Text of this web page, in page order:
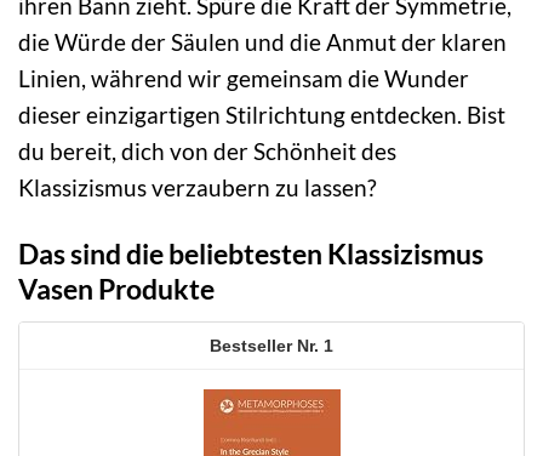
ihren Bann zieht. Spüre die Kraft der Symmetrie,
die Würde der Säulen und die Anmut der klaren
Linien, während wir gemeinsam die Wunder
dieser einzigartigen Stilrichtung entdecken. Bist
du bereit, dich von der Schönheit des
Klassizismus verzaubern zu lassen?
Das sind die beliebtesten Klassizismus
Vasen Produkte
1